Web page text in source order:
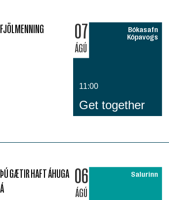
FJÖLMENNING 07
ÁGÚ
Bókasafn
Kópavogs
11:00
Get together
ÞÚ GÆTIR HAFT ÁHUGA
Á
06
ÁGÚ
Salurinn